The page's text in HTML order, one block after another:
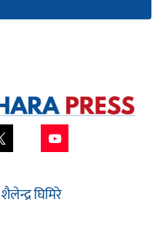
शैलेन्द्र घिमिरे